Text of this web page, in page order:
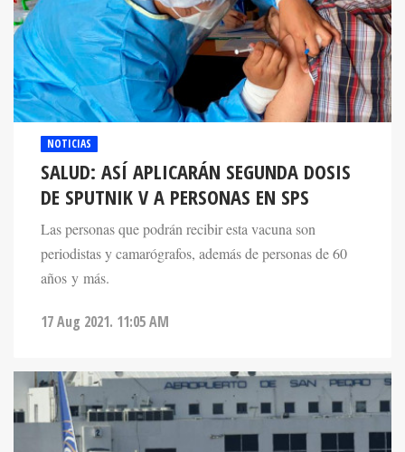
NOTICIAS
SALUD: ASÍ APLICARÁN SEGUNDA DOSIS
DE SPUTNIK V A PERSONAS EN SPS
Las personas que podrán recibir esta vacuna son
periodistas y camarógrafos, además de personas de 60
años y más.
17 Aug 2021. 11:05 AM